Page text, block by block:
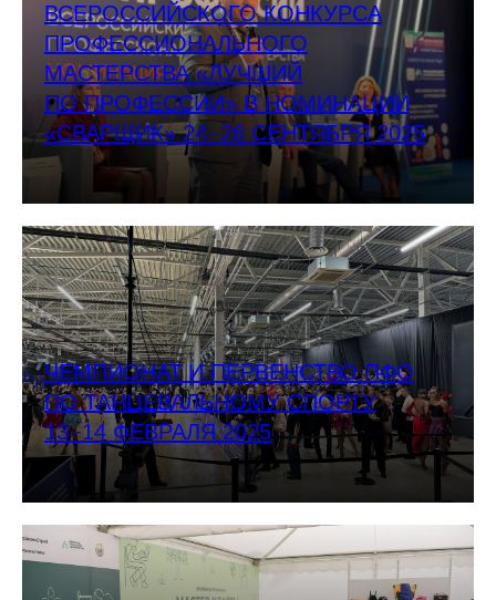
ВСЕРОССИЙСКОГО КОНКУРСА
ПРОФЕССИОНАЛЬНОГО
МАСТЕРСТВА «ЛУЧШИЙ
ПО ПРОФЕССИИ» В НОМИНАЦИИ
«СВАРЩИК» 24−26 СЕНТЯБРЯ 2025
ЧЕМПИОНАТ И ПЕРВЕНСТВО ПФО
ПО ТАНЦЕВАЛЬНОМУ СПОРТУ
13−14 ФЕВРАЛЯ 2025